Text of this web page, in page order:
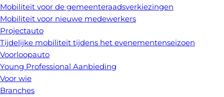
Mobiliteit voor de gemeenteraadsverkiezingen
Mobiliteit voor nieuwe medewerkers
Projectauto
Tijdelijke mobiliteit tijdens het evenementenseizoen
Voorloopauto
Young Professional Aanbieding
Voor wie
Branches